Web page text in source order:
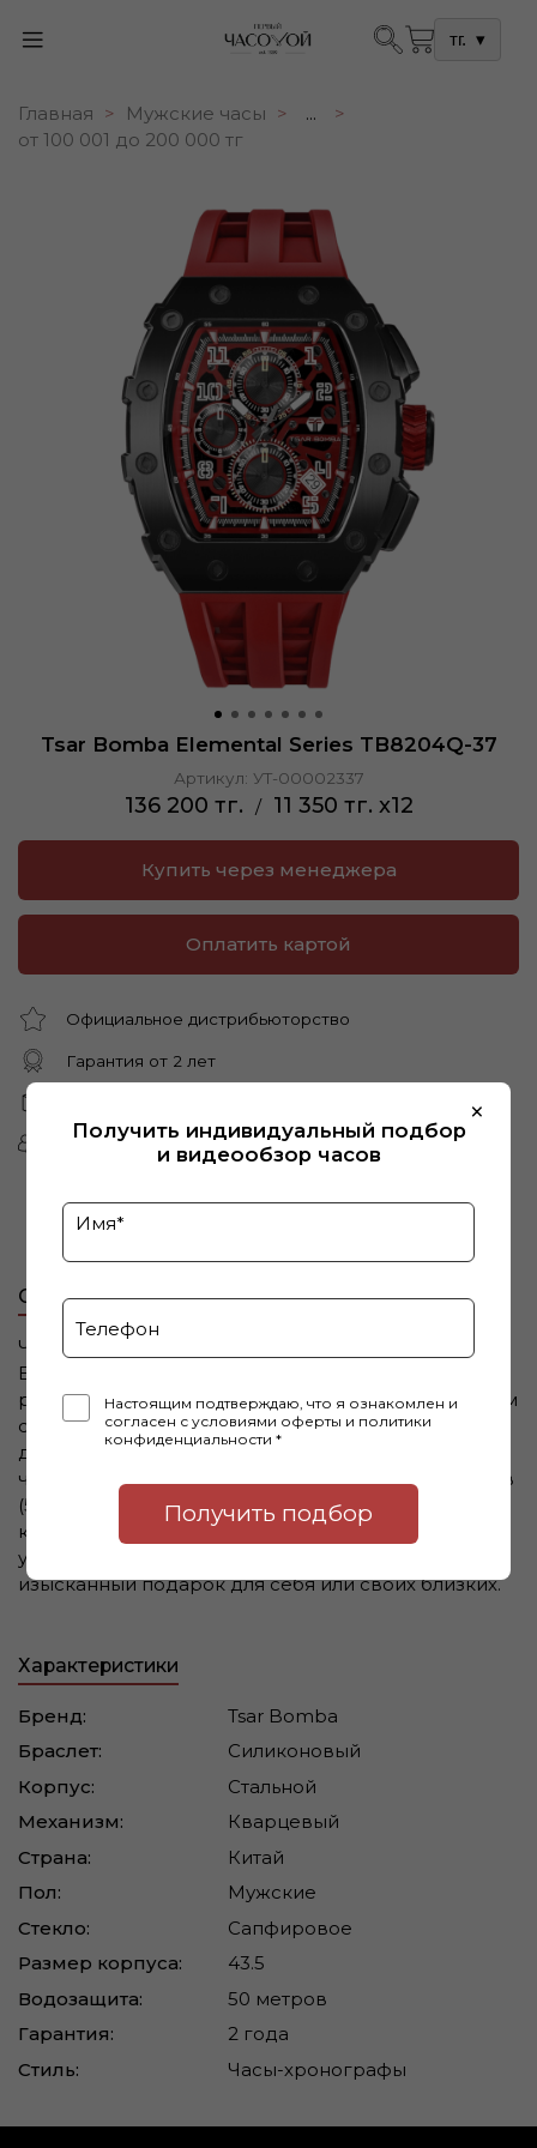
тг. ▾
Главная Мужские часы
...
от 100 001 до 200 000 тг
Tsar Bomba Elemental Series TB8204Q-37
Артикул: УТ-00002337
136 200 тг. / 11 350 тг. x12
Купить через менеджера
Оплатить картой
Официальное дистрибьюторство
Гарантия от 2 лет
Более 20.000 довольных клиентов
Описание
Часы китайского бренда Tsar Bomba из коллекции
Elemental. Корпус состоит из нержавеющей стали
размером 43,5 мм. Циферблат покрыт сапфировым
стеклом, браслет выполнен из силикона. Окошко
даты находится между 4 и 5
часов. Водонепроницаемость модели — 50 метров
(5 АТМ). Часы поставляются в оригинальной
коробке и оформлены в стильной подарочной
упаковке — идеальный выбор, если Вы ищете
изысканный подарок для себя или своих близких.
Характеристики
Бренд:
Tsar Bomba
Браслет:
Силиконовый
Корпус:
Стальной
Механизм:
Кварцевый
Страна:
Китай
Пол:
Мужские
Стекло:
Сапфировое
Размер корпуса:
43.5
Водозащита:
50 метров
Гарантия:
2 года
Стиль:
Часы-хронографы
Получить индивидуальный подбор
и видеообзор часов
×
Настоящим подтверждаю, что я ознакомлен и
согласен с условиями оферты и политики
конфиденциальности *
Получить подбор